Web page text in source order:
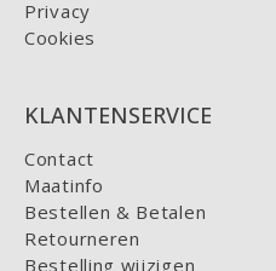
Privacy
Cookies
KLANTENSERVICE
Contact
Maatinfo
Bestellen & Betalen
Retourneren
Bestelling wijzigen